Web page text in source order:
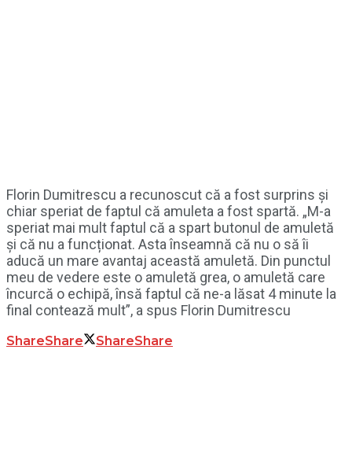
Florin Dumitrescu a recunoscut că a fost surprins și
chiar speriat de faptul că amuleta a fost spartă. „M-a
speriat mai mult faptul că a spart butonul de amuletă
și că nu a funcționat. Asta înseamnă că nu o să îi
aducă un mare avantaj această amuletă. Din punctul
meu de vedere este o amuletă grea, o amuletă care
încurcă o echipă, însă faptul că ne-a lăsat 4 minute la
final contează mult”, a spus Florin Dumitrescu
ShareShare ShareShare